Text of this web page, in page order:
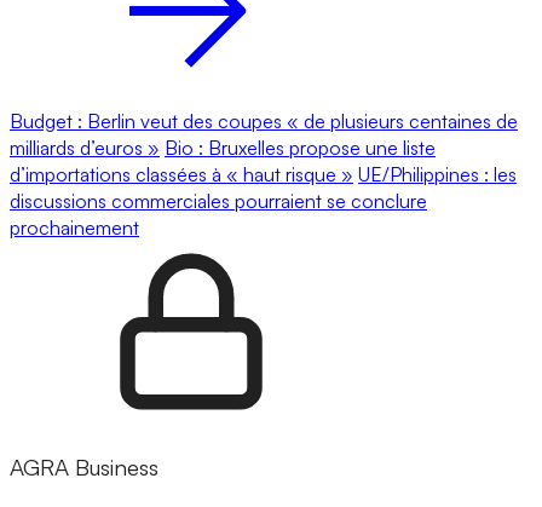
Budget : Berlin veut des coupes « de plusieurs centaines de
milliards d’euros » Bio : Bruxelles propose une liste
d’importations classées à « haut risque » UE/Philippines : les
discussions commerciales pourraient se conclure
prochainement
AGRA Business